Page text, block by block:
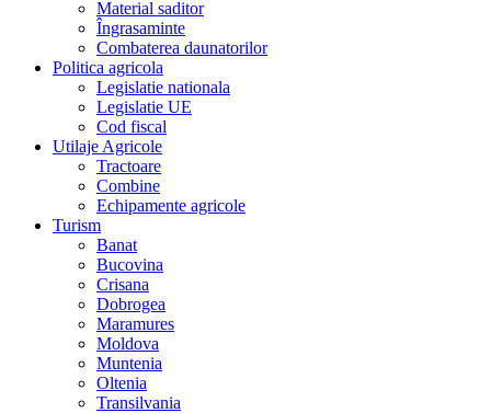
Material saditor
Îngrasaminte
Combaterea daunatorilor
Politica agricola
Legislatie nationala
Legislatie UE
Cod fiscal
Utilaje Agricole
Tractoare
Combine
Echipamente agricole
Turism
Banat
Bucovina
Crisana
Dobrogea
Maramures
Moldova
Muntenia
Oltenia
Transilvania